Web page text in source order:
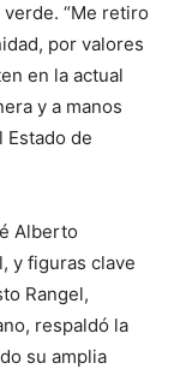
“Me retiro
por valores
en la actual
y a manos
Estado de
Alberto
y figuras clave
Rangel,
respaldó la
su amplia